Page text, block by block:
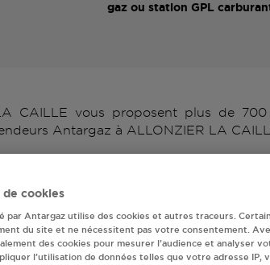
gaz ou station GPL
CAILLE vous proposent plus de
Antargaz à ALLONZIER LA
Antargaz
CAILLE
de cookies
par Antargaz utilise des cookies et autres traceurs.
du site et ne nécessitent pas votre consentement.
des cookies pour mesurer l’audience et analyser
l’utilisation de données telles que votre adresse IP,